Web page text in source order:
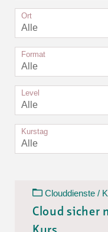
Ort
Alle
Format
Alle
Level
Alle
Kurstag
Alle
Clouddienste /
Cloud sicher